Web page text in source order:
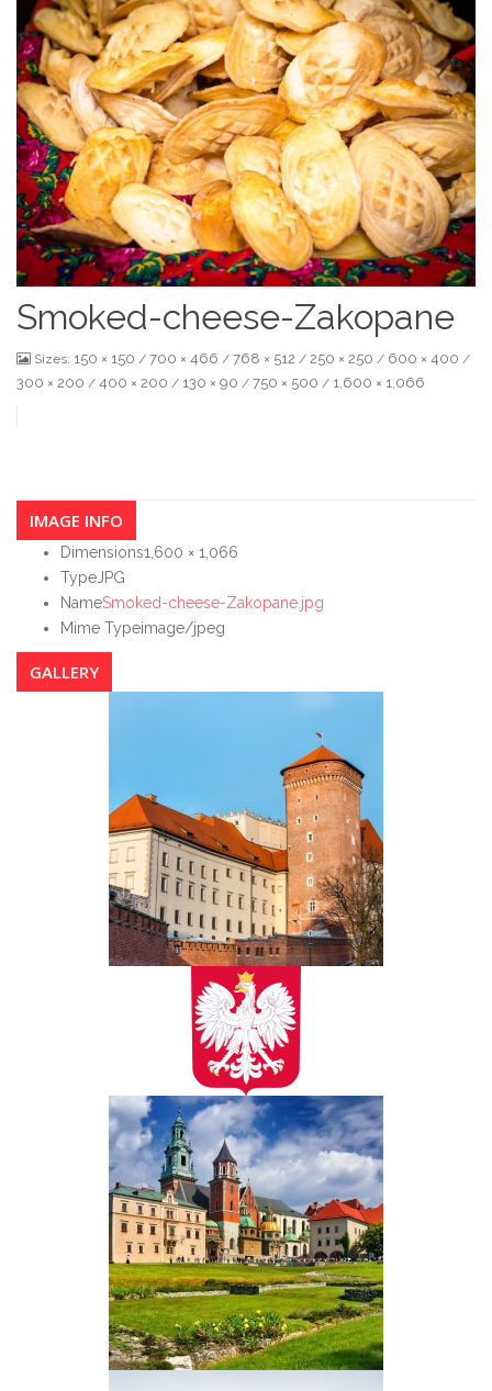
Smoked-cheese-Zakopane
Sizes: 150 × 150 / 700 × 466 / 768 × 512 / 250 × 250 / 600 × 400 /
300 × 200 / 400 × 200 / 130 × 90 / 750 × 500 / 1,600 × 1,066
IMAGE INFO
Dimensions1,600 × 1,066
Type JPG
NameSmoked-cheese-Zakopane.jpg
Mime Typeimage/jpeg
GALLERY